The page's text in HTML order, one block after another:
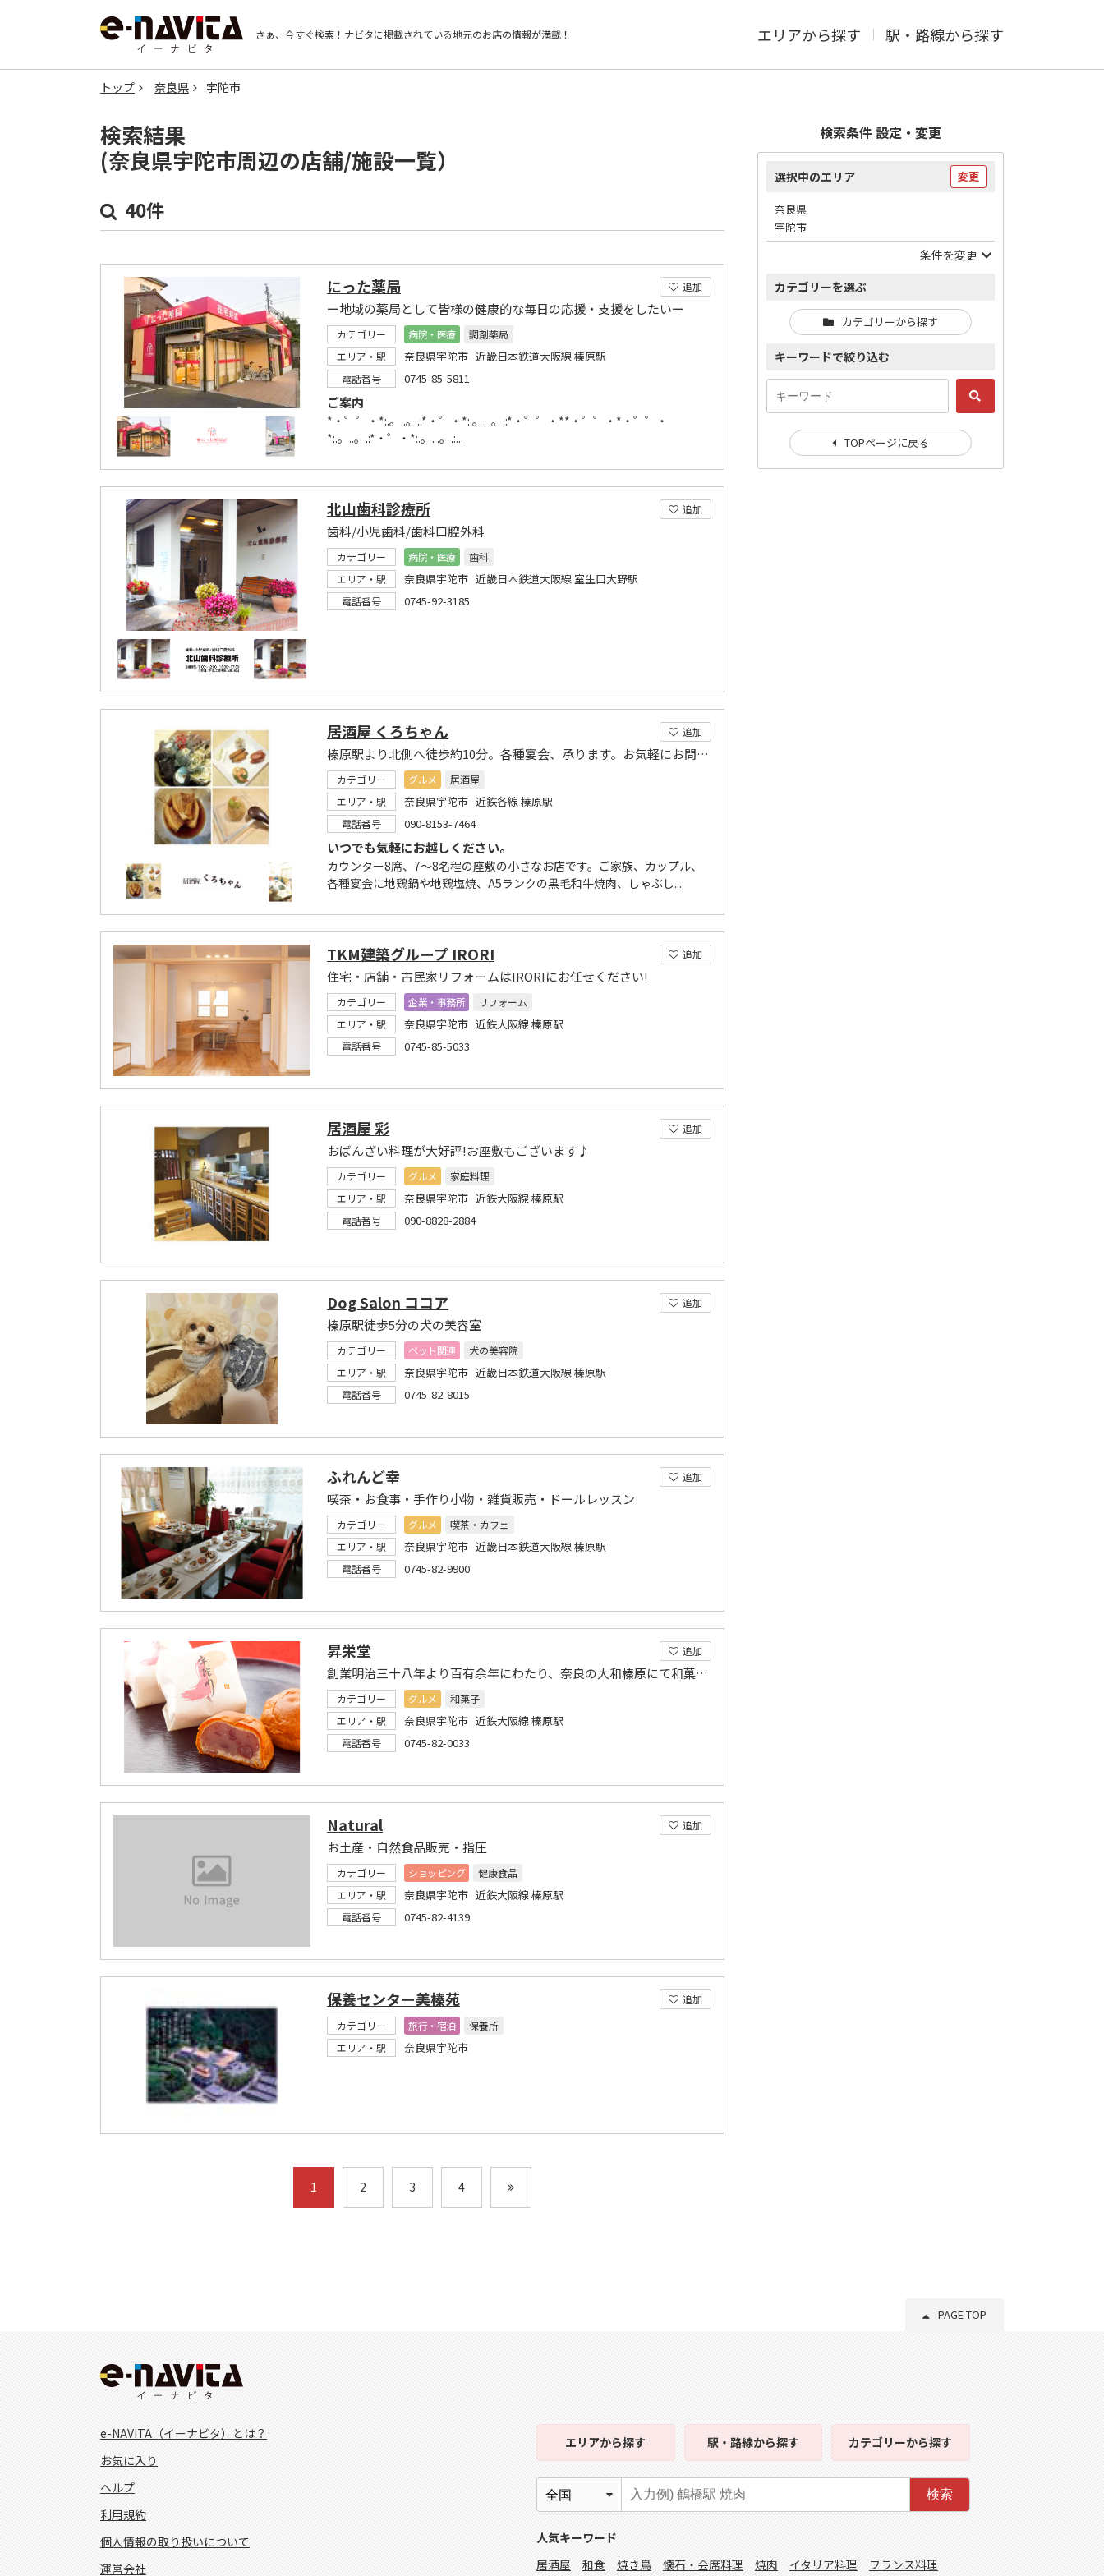
さぁ、今すぐ検索！ ナビタに掲載されている地元のお店の情報が満載！ エリアから探す 駅・路線から探す
トップ 奈良県 宇陀市
検索結果
(奈良県宇陀市周辺の店舗/施設一覧）
40件
追加
にった薬局
ー地域の薬局として皆様の健康的な毎日の応援・支援をしたいー
カテゴリー 病院・医療
調剤薬局
エリア・駅
奈良県宇陀市 近畿日本鉄道大阪線 榛原駅
電話番号 0745-85-5811
ご案内
*・゜゜・*:.。..。.:*・゜・*:.。. .。.:*・゜゜・**・゜゜・*・゜゜・
*:.。..。.:*・゜・*:.。. .。.:...
追加
北山歯科診療所
歯科/小児歯科/歯科口腔外科
カテゴリー 病院・医療
歯科
エリア・駅
奈良県宇陀市 近畿日本鉄道大阪線 室生口大野駅
電話番号 0745-92-3185
追加
居酒屋 くろちゃん
榛原駅より北側へ徒歩約10分。各種宴会、承ります。お気軽にお問い合わせくださいませ。
カテゴリー グルメ
居酒屋
エリア・駅
奈良県宇陀市 近鉄各線 榛原駅
電話番号 090-8153-7464
いつでも気軽にお越しください。
カウンター8席、7～8名程の座敷の小さなお店です。ご家族、カップル、
各種宴会に地鶏鍋や地鶏塩焼、A5ランクの黒毛和牛焼肉、しゃぶし...
追加
TKM建築グループ IRORI
住宅・店舗・古民家リフォームはIRORIにお任せください!
カテゴリー 企業・事務所
リフォーム
エリア・駅
奈良県宇陀市 近鉄大阪線 榛原駅
電話番号 0745-85-5033
追加
居酒屋 彩
おばんざい料理が大好評!お座敷もございます♪
カテゴリー グルメ
家庭料理
エリア・駅
奈良県宇陀市 近鉄大阪線 榛原駅
電話番号 090-8828-2884
追加
Dog Salon ココア
榛原駅徒歩5分の犬の美容室
カテゴリー ペット関連
犬の美容院
エリア・駅
奈良県宇陀市 近畿日本鉄道大阪線 榛原駅
電話番号 0745-82-8015
追加
ふれんど幸
喫茶・お食事・手作り小物・雑貨販売・ドールレッスン
カテゴリー グルメ
喫茶・カフェ
エリア・駅
奈良県宇陀市 近畿日本鉄道大阪線 榛原駅
電話番号 0745-82-9900
追加
昇栄堂
創業明治三十八年より百有余年にわたり、奈良の大和榛原にて和菓子を作り続けてまいりました。
カテゴリー グルメ
和菓子
エリア・駅
奈良県宇陀市 近鉄大阪線 榛原駅
電話番号 0745-82-0033
追加
Natural
お土産・自然食品販売・指圧
カテゴリー ショッピング
健康食品
エリア・駅
奈良県宇陀市 近鉄大阪線 榛原駅
電話番号 0745-82-4139
追加
保養センター美榛苑
カテゴリー 旅行・宿泊
保養所
エリア・駅
奈良県宇陀市
1 2 3 4
検索条件 設定・変更
選択中のエリア 変更
奈良県
宇陀市
条件を変更
カテゴリーを選ぶ
カテゴリーから探す
キーワードで絞り込む
TOPページに戻る
PAGE TOP
e-NAVITA（イーナビタ）とは？
お気に入り
ヘルプ
利用規約
個人情報の取り扱いについて
運営会社
エリアから探す 駅・路線から探す カテゴリーから探す
検索
人気キーワード
居酒屋
和食 焼き鳥 懐石・会席料理 焼肉 イタリア料理 フランス料理